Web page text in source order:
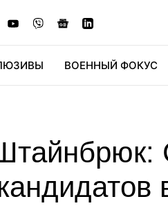
ВОЕННЫЙ ФОКУС